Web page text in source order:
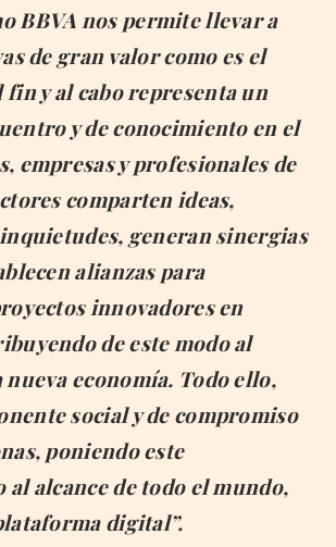
BBVA nos permite llevar a
de gran valor como es el
fin y al cabo representa un
y de conocimiento en el
empresas y profesionales de
comparten ideas,
generan sinergias
alianzas para
innovadores en
de este modo al
economía. Todo ello,
social y de compromiso
poniendo este
alcance de todo el mundo,
digital”.